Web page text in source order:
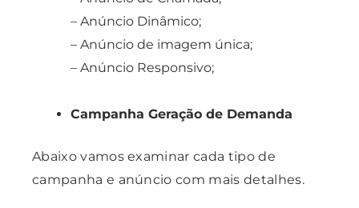
– Anúncio Dinâmico;
– Anúncio de imagem única;
– Anúncio Responsivo;
Campanha Geração de Demanda
Abaixo vamos examinar cada tipo de
campanha e anúncio com mais detalhes.